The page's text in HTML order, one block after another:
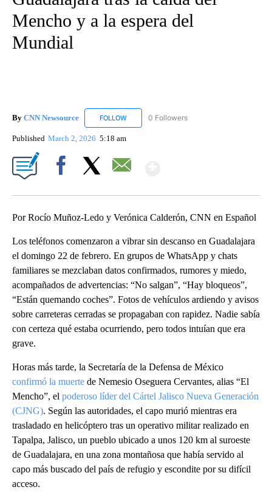
Mencho y a la espera del
Mundial
By CNN Newsource FOLLOW FOLLOW "CNN NEWSOURCE" TO RECEIVE
0 Followers
Published March 2, 2026 5:18 am
Por Rocío Muñoz-Ledo y Verónica Calderón, CNN en Español
Los teléfonos comenzaron a vibrar sin descanso en Guadalajara
el domingo 22 de febrero. En grupos de WhatsApp y chats
familiares se mezclaban datos confirmados, rumores y miedo,
acompañados de advertencias: “No salgan”, “Hay bloqueos”,
“Están quemando coches”. Fotos de vehículos ardiendo y avisos
sobre carreteras cerradas se propagaban con rapidez. Nadie sabía
con certeza qué estaba ocurriendo, pero todos intuían que era
grave.
Horas más tarde, la Secretaría de la Defensa de México
confirmó la muerte de Nemesio Oseguera Cervantes, alias “El
Mencho”, el poderoso líder del Cártel Jalisco Nueva Generación
(CJNG). Según las autoridades, el capo murió mientras era
trasladado en helicóptero tras un operativo militar realizado en
Tapalpa, Jalisco, un pueblo ubicado a unos 120 km al suroeste
de Guadalajara, en una zona montañosa que había servido al
capo más buscado del país de refugio y escondite por su difícil
acceso.